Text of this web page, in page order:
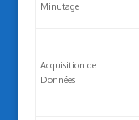
Minutage
Acquisition de
Données